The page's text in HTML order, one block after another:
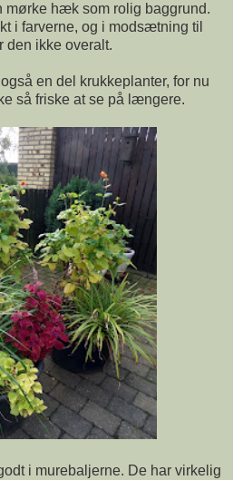
mørke hæk som rolig baggrund.
i farverne, og i modsætning til
den ikke overalt.
en del krukkeplanter, for nu
så friske at se på længere.
i murebaljerne. De har virkelig